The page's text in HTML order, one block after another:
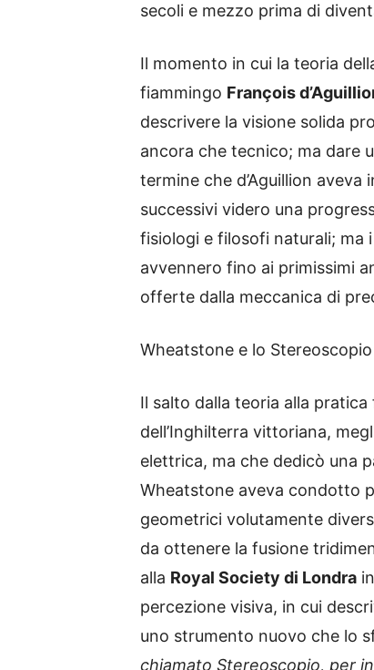
secoli e mezzo prima di
Il momento in cui la teoria
fiammingo François
descrivere la visione solida
ancora che tecnico; ma dare
termine che d’Aguillion
successivi videro una
fisiologi e filosofi naturali; ma
avvennero fino ai primissimi
offerte dalla meccanica di
Wheatstone e lo Stereoscopio
Il salto dalla teoria alla
dell’Inghilterra vittoriana,
elettrica, ma che dedicò una
Wheatstone aveva condotto
geometrici volutamente
da ottenere la fusione
alla Royal Society di Londra
percezione visiva, in cui
uno strumento nuovo che lo
chiamato Stereoscopio, per